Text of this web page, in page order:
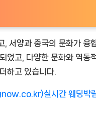
, 서양과 중국의 문화가 융
었고, 다양한 문화와 역동
하고 있습니다.
실시간 웨딩박